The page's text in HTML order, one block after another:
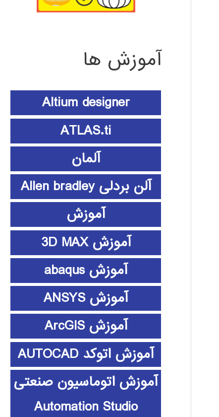
آموزش ها
Altium designer
ATLAS.ti
آلمان
آلن بردلی Allen bradley
آموزش
آموزش 3D MAX
آموزش abaqus
آموزش ANSYS
آموزش ArcGIS
آموزش اتوکد AUTOCAD
آموزش اتوماسیون صنعتی
Automation Studio